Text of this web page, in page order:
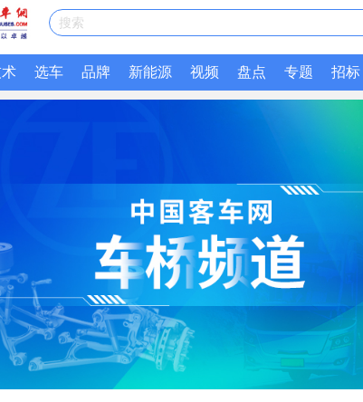
搜索
选车 品牌 新能源 视频 盘点 专题 招标